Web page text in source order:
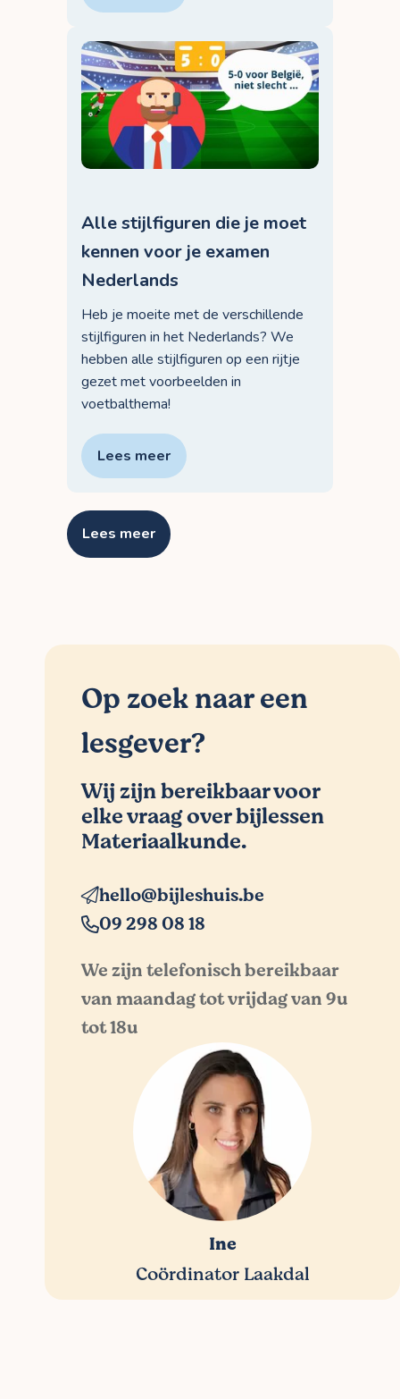
Alle stijlfiguren die je moet
kennen voor je examen
Nederlands
Heb je moeite met de verschillende
stijlfiguren in het Nederlands? We
hebben alle stijlfiguren op een rijtje
gezet met voorbeelden in
voetbalthema!
Lees meer
Lees meer
Op zoek naar een
lesgever?
Wij zijn bereikbaar voor
elke vraag over bijlessen
Materiaalkunde.
hello@bijleshuis.be
09 298 08 18
We zijn telefonisch bereikbaar
van maandag tot vrijdag van 9u
tot 18u
Ine
Coördinator Laakdal